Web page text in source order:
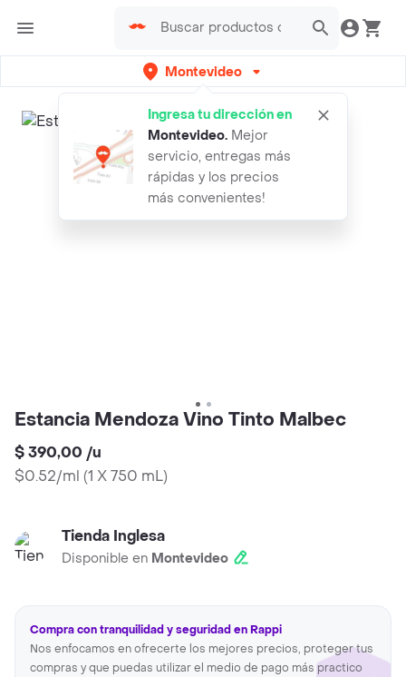
Montevideo
Ingresa tu dirección en
Montevideo. Mejor
servicio, entregas más
rápidas y los precios
más convenientes!
Estancia Mendoza Vino Tinto Malbec
$ 390,00 /u
$0.52/ml (1 X 750 mL)
Tienda Inglesa
Disponible en Montevideo
Compra con tranquilidad y seguridad en Rappi
Nos enfocamos en ofrecerte los mejores precios, proteger tus
compras y que puedas utilizar el medio de pago más practico